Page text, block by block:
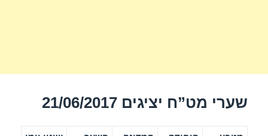
שערי מט”ח יציגים 21/06/2017